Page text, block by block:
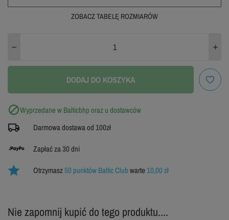
42
WYPRZEDANE
ZOBACZ TABELĘ ROZMIARÓW
DODAJ DO KOSZYKA
Wyprzedane w Balticbhp oraz u dostawców
Darmowa dostawa od 100zł
Zapłać za 30 dni
Otrzymasz50 punktów Baltic Clubwarte10,00 zł
Nie zapomnij kupić do tego produktu....